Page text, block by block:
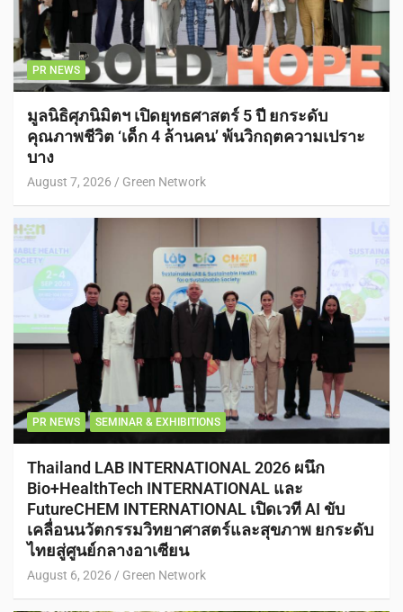
PR NEWS
มูลนิธิศุภนิมิตฯ เปิดยุทธศาสตร์ 5 ปี ยกระดับ
คุณภาพชีวิต ‘เด็ก 4 ล้านคน’ พ้นวิกฤตความเปราะ
บาง
August 7, 2026 Green Network
PR NEWS SEMINAR & EXHIBITIONS
Thailand LAB INTERNATIONAL 2026 ผนึก
Bio+HealthTech INTERNATIONAL และ
FutureCHEM INTERNATIONAL เปิดเวที AI ขับ
เคลื่อนนวัตกรรมวิทยาศาสตร์และสุขภาพ ยกระดับ
ไทยสู่ศูนย์กลางอาเซียน
August 6, 2026 Green Network